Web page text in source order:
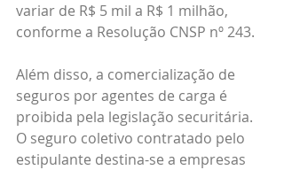
variar de R$ 5 mil a R$ 1 milhão,
conforme a Resolução CNSP nº 243.
Além disso, a comercialização de
seguros por agentes de carga é
proibida pela legislação securitária.
O seguro coletivo contratado pelo
estipulante destina-se a empresas